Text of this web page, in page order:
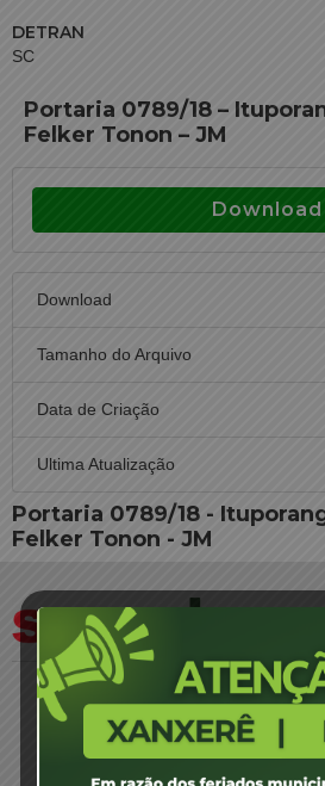
DETRAN
SC
Portaria 0789/18 –
Felker Tonon – JM
Download
Download
Tamanho do Arquivo
Data de Criação
Ultima Atualização
Portaria 0789/18 -
Felker Tonon - JM